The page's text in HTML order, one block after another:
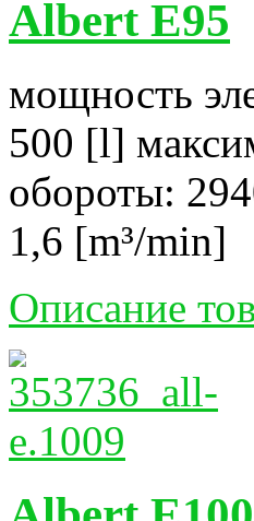
Albert E95
мощность
500 [l]
обороты:
1,6 [m³/min]
Описание